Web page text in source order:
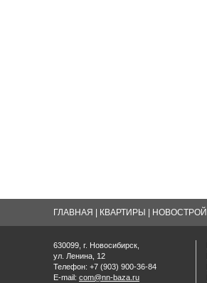
ГЛАВНАЯ КВАРТИРЫ
630099, г. Новосибирск,
ул. Ленина, 12
Телефон: +7 (903) 900-36-84
E-mail: com@nn-baza.ru